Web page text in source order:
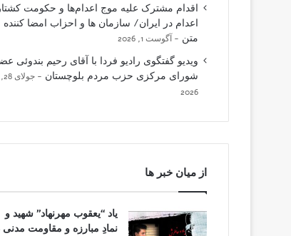
اقدام مشترک علیه موج اعدام‌ها و حکومت
اعدام در ایران/ سازمان ها و احزاب امضا کننده
متن
آگوست 1, 2026
ویدیو گفتگوی رادیو فردا با آقای رحیم بندوئی
شورای مرکزی حزب مردم بلوچستان
جولای 28,
2026
از میان خبر ها
یاد “یعقوب مهرنهاد” شهید و
نمادِ مبارزه و مقاومت مدنی